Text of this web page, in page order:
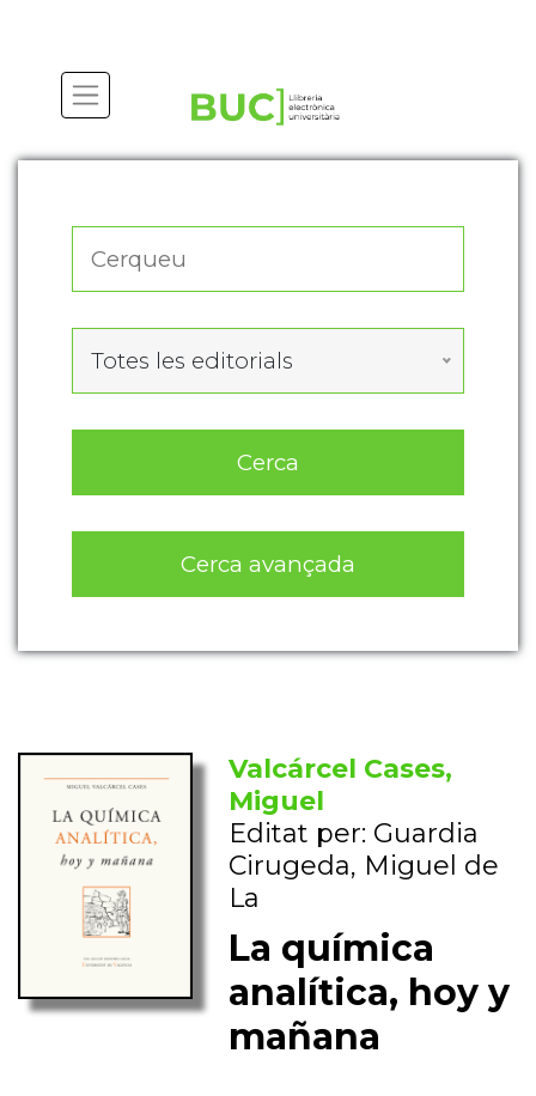
Totes les editorials
Cerca
Cerca avançada
Valcárcel Cases,
Miguel
Editat per: Guardia
Cirugeda, Miguel de
La
La química
analítica, hoy y
mañana